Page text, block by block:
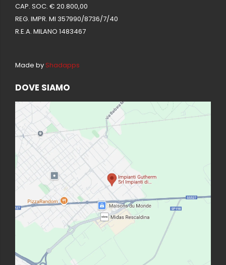
CAP. SOC. € 20.800,00
REG. IMPR. MI 357990/8736/7/40
R.E.A. MILANO 1483467
Made by Shadapps
DOVE SIAMO